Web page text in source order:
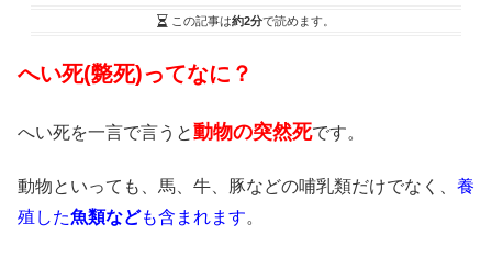
この記事は約2分で読めます。
へい死(斃死)ってなに？
へい死を一言で言うと動物の突然死です。
動物といっても、馬、牛、豚などの哺乳類だけでなく、 養
殖した魚類なども含まれます。